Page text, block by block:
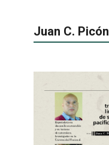
Juan C. Picón